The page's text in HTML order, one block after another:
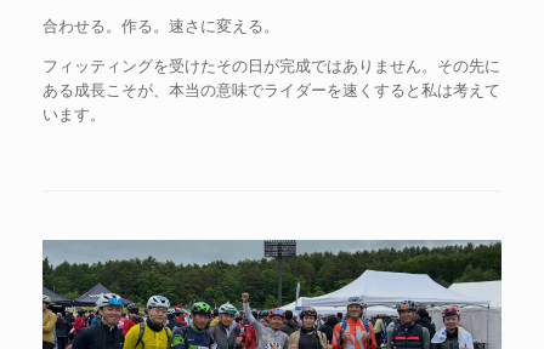
合わせる。作る。速さに変える。
フィッティングを受けたその日が完成ではありません。その先に
ある成長こそが、本当の意味でライダーを速くすると私は考えて
います。